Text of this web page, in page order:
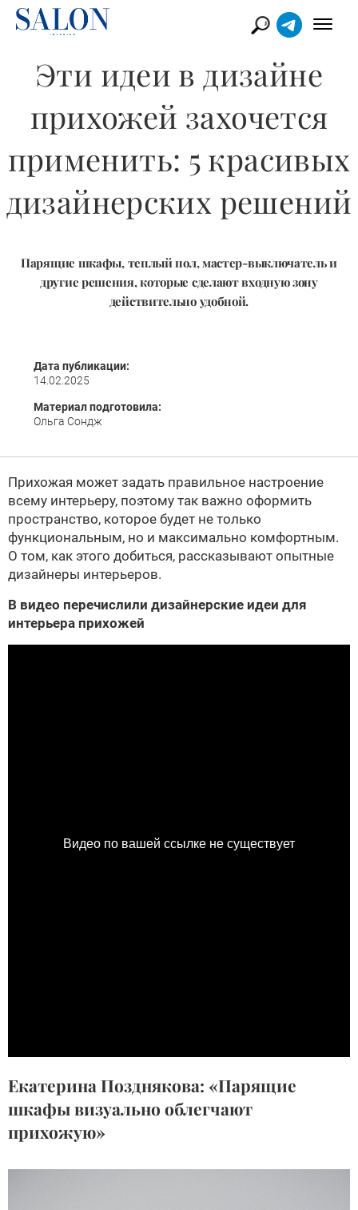
Эти идеи в дизайне
прихожей захочется
применить: 5 красивых
дизайнерских решений
Парящие шкафы, теплый пол, мастер-выключатель и
другие решения, которые сделают входную зону
действительно удобной.
Дата публикации:
14.02.2025
Материал подготовила:
Ольга Сондж
Прихожая может задать правильное настроение
всему интерьеру, поэтому так важно оформить
пространство, которое будет не только
функциональным, но и максимально комфортным.
О том, как этого добиться, рассказывают опытные
дизайнеры интерьеров.
В видео перечислили дизайнерские идеи для
интерьера прихожей
Екатерина Позднякова: «Парящие
шкафы визуально облегчают
прихожую»